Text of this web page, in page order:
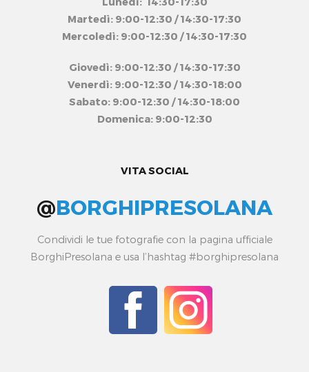
Martedì: 9:00-12:30 / 14:30-17:30
Mercoledì: 9:00-12:30 / 14:30-17:30
Giovedì: 9:00-12:30 / 14:30-17:30
Venerdì: 9:00-12:30 / 14:30-18:00
Sabato: 9:00-12:30 / 14:30-18:00
Domenica: 9:00-12:30
VITA SOCIAL
@BORGHIPRESOLANA
Condividi le tue fotografie con la pagina ufficiale
BorghiPresolana e usa l’hashtag #borghipresolana